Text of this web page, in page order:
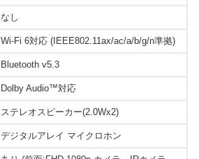
なし
Wi-Fi 6対応 (IEEE802.11ax/ac/a/b/g/n準拠)
Bluetooth v5.3
Dolby Audio™対応
ステレオスピーカー(2.0Wx2)
デジタルアレイ マイクロホン